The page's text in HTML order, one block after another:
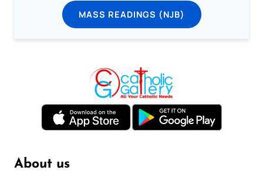
MASS READINGS (NJB)
About us